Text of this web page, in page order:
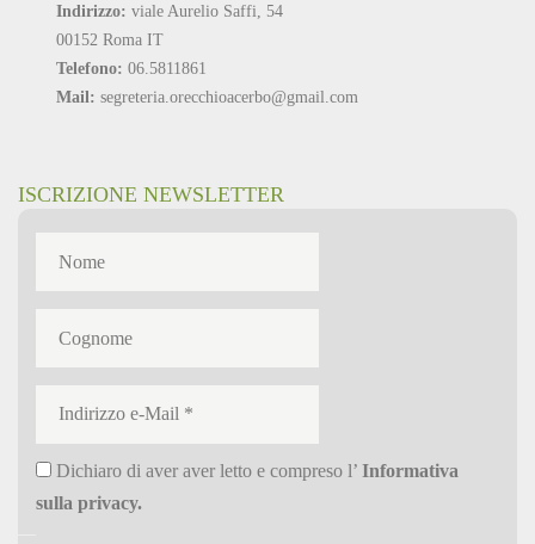
Indirizzo: viale Aurelio Saffi, 54
00152 Roma IT
Telefono: 06.5811861
Mail: segreteria.orecchioacerbo@gmail.com
ISCRIZIONE NEWSLETTER
Dichiaro di aver aver letto e compreso l’ Informativa
sulla privacy.